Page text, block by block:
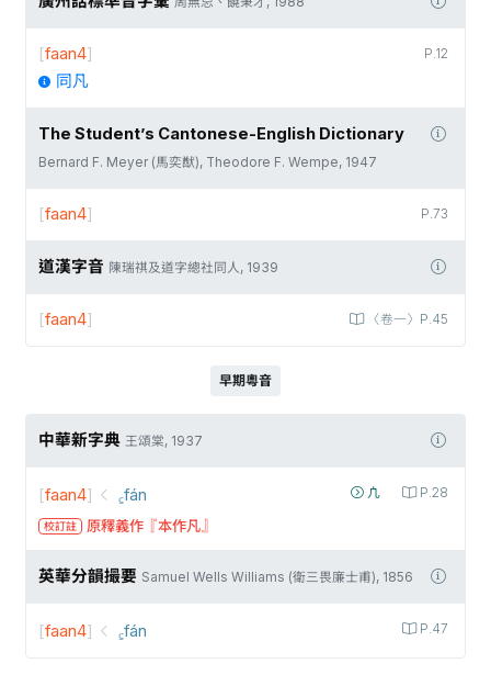
P.12
[faan4]
同凡
The Student’s Cantonese-English Dictionary
Bernard F. Meyer (馬奕猷), Theodore F. Wempe, 1947
P.73
[faan4]
道漢字音 陳瑞祺及道字總社同人, 1939
〈卷一〉P.45
[faan4]
早期粵音
中華新字典 王頌棠, 1937
凣 P.28
[faan4] ꜁fán
校訂註 原釋義作『本作凡』
英華分韻撮要 Samuel Wells Williams (衛三畏廉士甫), 1856
P.47
[faan4] ꜁fán